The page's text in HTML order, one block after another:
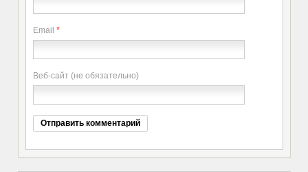
Email *
Веб-сайт (не обязательно)